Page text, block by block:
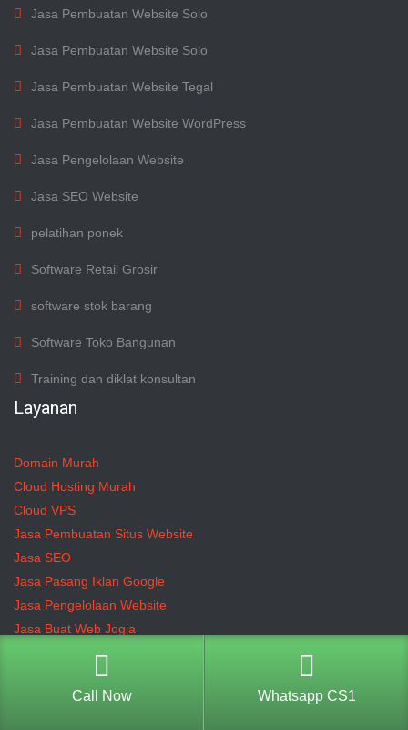
Jasa Pembuatan Website Solo
Jasa Pembuatan Website Solo
Jasa Pembuatan Website Tegal
Jasa Pembuatan Website WordPress
Jasa Pengelolaan Website
Jasa SEO Website
pelatihan ponek
Software Retail Grosir
software stok barang
Software Toko Bangunan
Training dan diklat konsultan
Layanan
Domain Murah
Cloud Hosting Murah
Cloud VPS
Jasa Pembuatan Situs Website
Jasa SEO
Jasa Pasang Iklan Google
Jasa Pengelolaan Website
Jasa Buat Web Jogja
Kenapa Pilih Lawang Techno
Call Now Whatsapp CS1